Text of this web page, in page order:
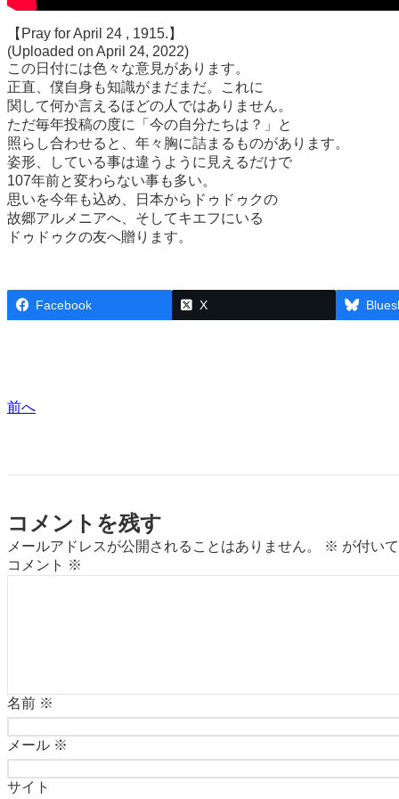
【Pray for April 24 , 1915.】
(Uploaded on April 24, 2022)
この日付には色々な意見があります。
正直、僕自身も知識がまだまだ。これに
関して何か言えるほどの人ではありません。
ただ毎年投稿の度に「今の自分たちは？」と
照らし合わせると、年々胸に詰まるものがあります。
姿形、している事は違うように見えるだけで
107年前と変わらない事も多い。
思いを今年も込め、日本からドゥドゥクの
故郷アルメニアへ、そしてキエフにいる
ドゥドゥクの友へ贈ります。
Facebook X
前へ
コメントを残す
メールアドレスが公開されることはありません。 ※ が付い
コメント ※
名前 ※
メール ※
サイト